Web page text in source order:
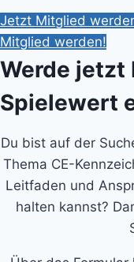
Jetzt Mitglied
Mitglied werden!
Werde jetzt
Spielewert
Du bist auf der
Thema CE-
Leitfaden und
halten kannst?